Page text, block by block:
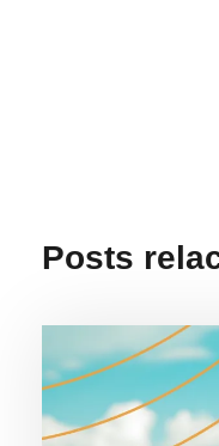
Posts